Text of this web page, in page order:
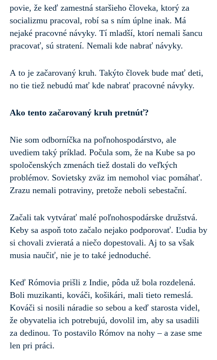
povie, že keď zamestná staršieho človeka, ktorý za
socializmu pracoval, robí sa s ním úplne inak. Má
nejaké pracovné návyky. Tí mladší, ktorí nemali šancu
pracovať, sú stratení. Nemali kde nabrať návyky.
A to je začarovaný kruh. Takýto človek bude mať deti,
no tie tiež nebudú mať kde nabrať pracovné návyky.
Ako tento začarovaný kruh pretnúť?
Nie som odborníčka na poľnohospodárstvo, ale
uvediem taký príklad. Počula som, že na Kube sa po
spoločenských zmenách tiež dostali do veľkých
problémov. Sovietsky zväz im nemohol viac pomáhať.
Zrazu nemali potraviny, pretože neboli sebestační.
Začali tak vytvárať malé poľnohospodárske družstvá.
Keby sa aspoň toto začalo nejako podporovať. Ľudia by
si chovali zvieratá a niečo dopestovali. Aj to sa však
musia naučiť, nie je to také jednoduché.
Keď Rómovia prišli z Indie, pôda už bola rozdelená.
Boli muzikanti, kováči, košikári, mali tieto remeslá.
Kováči si nosili náradie so sebou a keď starosta videl,
že obyvatelia ich potrebujú, dovolil im, aby sa usadili
za dedinou. To postavilo Rómov na nohy – a zase sme
len pri práci.